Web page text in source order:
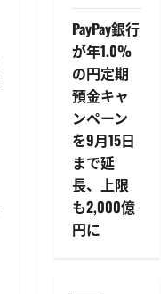
PayPay銀行
が年1.0%
の円定期
預金キャ
ンペーン
を9月15日
まで延
長、上限
も2,000億
円に